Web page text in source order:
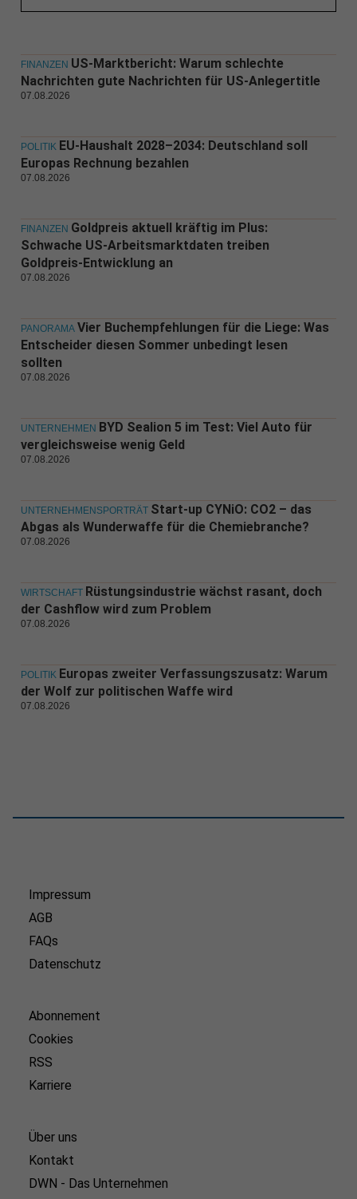
FINANZEN US-Marktbericht: Warum schlechte
Nachrichten gute Nachrichten für US-Anlegertitle
07.08.2026
POLITIK EU-Haushalt 2028–2034: Deutschland soll
Europas Rechnung bezahlen
07.08.2026
FINANZEN Goldpreis aktuell kräftig im Plus:
Schwache US-Arbeitsmarktdaten treiben
Goldpreis-Entwicklung an
07.08.2026
PANORAMA Vier Buchempfehlungen für die Liege: Was
Entscheider diesen Sommer unbedingt lesen
sollten
07.08.2026
UNTERNEHMEN BYD Sealion 5 im Test: Viel Auto für
vergleichsweise wenig Geld
07.08.2026
UNTERNEHMENSPORTRÄT Start-up CYNiO: CO2 – das
Abgas als Wunderwaffe für die Chemiebranche?
07.08.2026
WIRTSCHAFT Rüstungsindustrie wächst rasant, doch
der Cashflow wird zum Problem
07.08.2026
POLITIK Europas zweiter Verfassungszusatz: Warum
der Wolf zur politischen Waffe wird
07.08.2026
Impressum
AGB
FAQs
Datenschutz
Abonnement
Cookies
RSS
Karriere
Über uns
Kontakt
DWN - Das Unternehmen